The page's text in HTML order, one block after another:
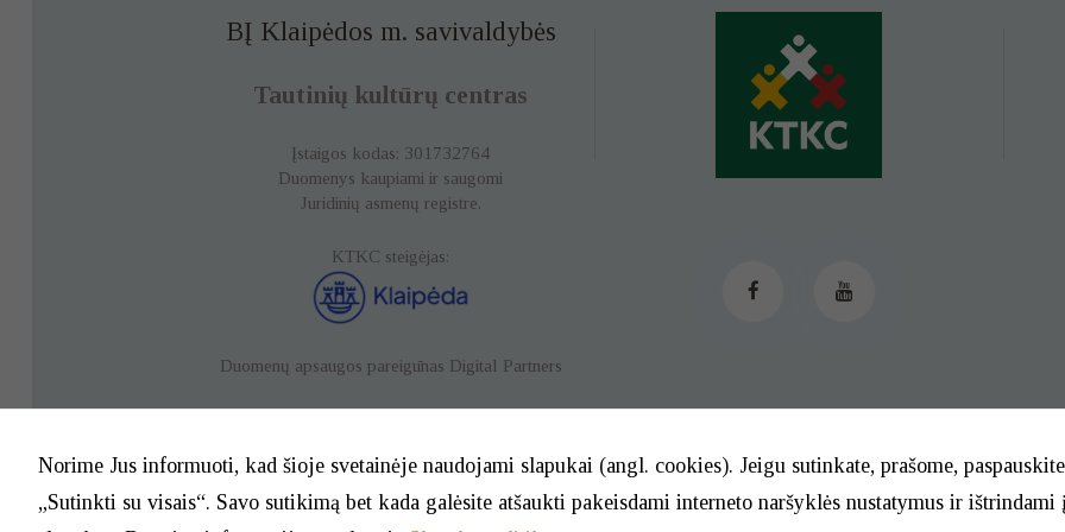
BĮ Klaipėdos m. savivaldybės
Tautinių kultūrų centras
Įstaigos kodas: 301732764
Duomenys kaupiami ir saugomi
Juridinių asmenų registre.
KTKC steigėjas:
Duomenų apsaugos pareigūnas Digital Partners
© 2026. BĮ Klaipėdos m. savivaldybės Tautinių kultūrų centras
Norime Jus informuoti, kad šioje svetainėje naudojami slapukai (angl. cookies). Jeigu sutinkate, prašome,
„Sutinkti su visais“. Savo sutikimą bet kada galėsite atšaukti pakeisdami interneto naršyklės nustatymus ir ištrindami